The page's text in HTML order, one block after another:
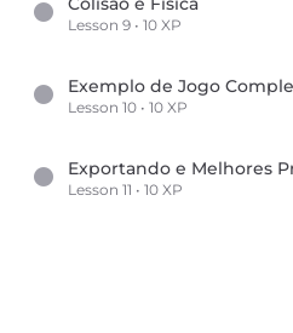
Lesson 9 • 10 XP
Exemplo de Jogo
Lesson 10 • 10 XP
Exportando e Melhores
Lesson 11 • 10 XP